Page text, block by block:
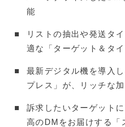
能
リストの抽出や発送タ
適な「ターゲット＆タ
最新デジタル機を導入
プレス」が、リッチな
訴求したいターゲット
高のDMをお届けする「